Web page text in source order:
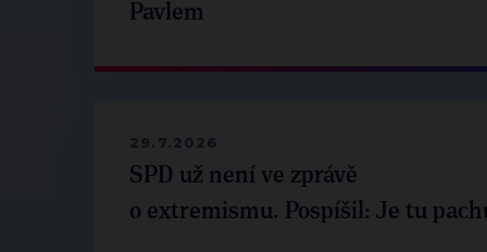
Pavlem
29.7.2026
SPD už není ve zprávě
o extremismu. Pospíšil: Je tu